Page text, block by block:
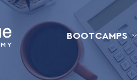
BOOTCAMPS